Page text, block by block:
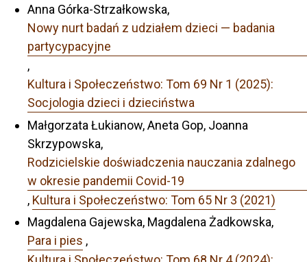
Anna Górka-Strzałkowska,
Nowy nurt badań z udziałem dzieci — badania
partycypacyjne
,
Kultura i Społeczeństwo: Tom 69 Nr 1 (2025):
Socjologia dzieci i dzieciństwa
Małgorzata Łukianow, Aneta Gop, Joanna
Skrzypowska,
Rodzicielskie doświadczenia nauczania zdalnego
w okresie pandemii Covid-19
, Kultura i Społeczeństwo: Tom 65 Nr 3 (2021)
Magdalena Gajewska, Magdalena Żadkowska,
Para i pies ,